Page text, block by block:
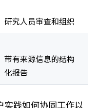
研究人员审查和组织
带有来源信息的结构
化报告
实践如何协同工作以